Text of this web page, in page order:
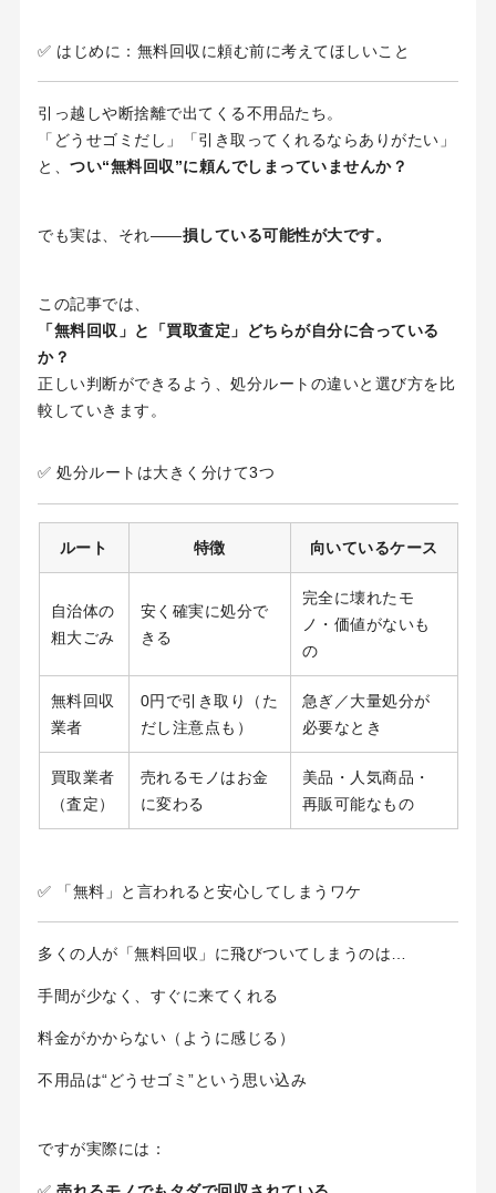
✅ はじめに：無料回収に頼む前に考えてほしいこと
引っ越しや断捨離で出てくる不用品たち。
「どうせゴミだし」「引き取ってくれるならありがたい」
と、つい“無料回収”に頼んでしまっていませんか？
でも実は、それ――損している可能性が大です。
この記事では、
「無料回収」と「買取査定」どちらが自分に合っている
か？
正しい判断ができるよう、処分ルートの違いと選び方を比
較していきます。
✅ 処分ルートは大きく分けて3つ
ルート 特徴 向いているケース
自治体の
粗大ごみ
安く確実に処分で
きる
完全に壊れたモ
ノ・価値がないも
の
無料回収
業者
0円で引き取り（た
だし注意点も）
急ぎ／大量処分が
必要なとき
買取業者
（査定）
売れるモノはお金
に変わる
美品・人気商品・
再販可能なもの
✅ 「無料」と言われると安心してしまうワケ
多くの人が「無料回収」に飛びついてしまうのは…
手間が少なく、すぐに来てくれる
料金がかからない（ように感じる）
不用品は“どうせゴミ”という思い込み
ですが実際には：